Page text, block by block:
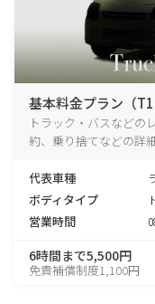
基本料金プラン（T1
トラック・バスなどの
約、乗り捨てなどの詳
代表車種
ボディタイプ
営業時間
6時間まで5,500円
免責補償制度1,100円